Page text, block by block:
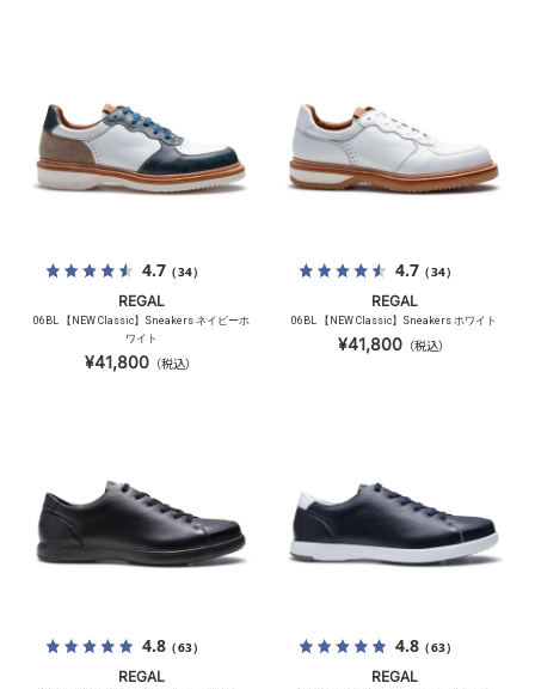
4.7（34）
REGAL
06BL 【NEW Classic】Sneakers ネイビーホ
ワイト
¥41,800 （税込）
4.7（34）
REGAL
06BL 【NEW Classic】Sneakers ホワイト
¥41,800 （税込）
4.8（63）
REGAL
4.8（63）
REGAL